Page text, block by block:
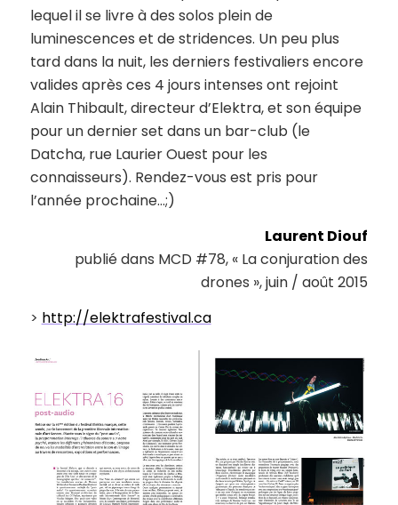
lequel il se livre à des solos plein de
luminescences et de stridences. Un peu plus
tard dans la nuit, les derniers festivaliers encore
valides après ces 4 jours intenses ont rejoint
Alain Thibault, directeur d’Elektra, et son équipe
pour un dernier set dans un bar-club (le
Datcha, rue Laurier Ouest pour les
connaisseurs). Rendez-vous est pris pour
l’année prochaine…;)
Laurent Diouf
publié dans MCD #78, « La conjuration des
drones », juin / août 2015
> http://elektrafestival.ca